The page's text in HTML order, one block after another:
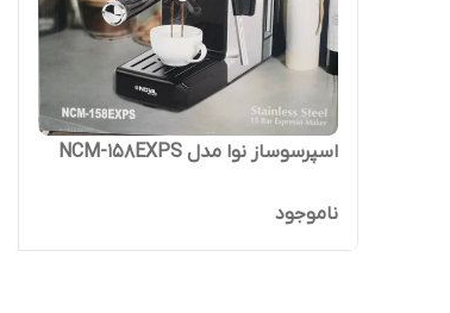
اسپرسوساز نوا مدل NCM-158EXPS
ناموجود